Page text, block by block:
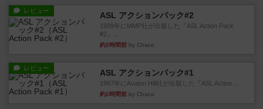
レビュー ASL アクションパック#2
1999年にMMP社が出版した『ASL Action Pack
#2』...
約2時間前 by Chaco
レビュー ASL アクションパック#1
1997年にAvalon Hill社が出版した『ASL Action ...
約2時間前 by Chaco